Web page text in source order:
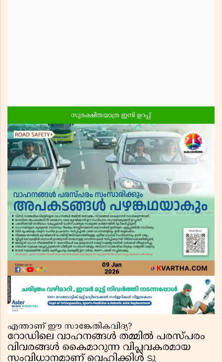
എന്താണ് ഈ സാങ്കേതികവിദ്യ?
റോഡിലെ വാഹനങ്ങൾ തമ്മിൽ പരസ്പരം
വിവരങ്ങൾ കൈമാറുന്ന വിപ്ലവകരമായ
സംവിധാനമാണ് വെഹിക്കിൾ ടു